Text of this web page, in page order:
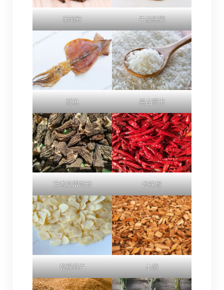
葡萄籽 牛皮紙袋
魷魚 高品質米
芳香莫雷蘑菇 乾辣椒
乾燥蒜片 木屑